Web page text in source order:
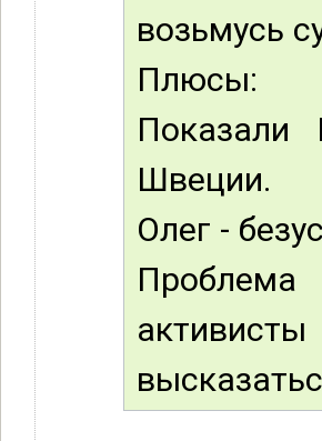
возьмусь
Плюсы:
Показали
Швеции.
Олег -